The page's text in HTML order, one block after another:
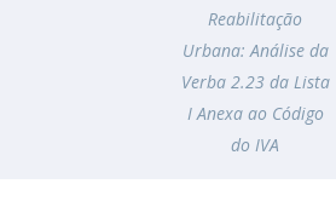
Reabilitação
Urbana: Análise da
Verba 2.23 da Lista
I Anexa ao Código
do IVA